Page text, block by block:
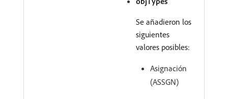
Se añadieron los
siguientes
valores posibles:
Asignación
(ASSGN)